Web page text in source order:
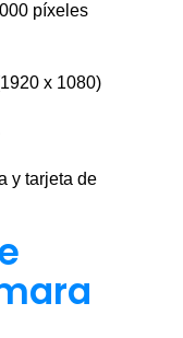
píxeles
x 1080)
y tarjeta de